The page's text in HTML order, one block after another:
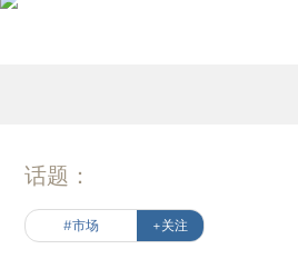
话题：
#市场 +关注